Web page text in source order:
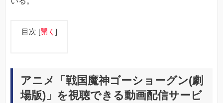
目次 [開く ]
アニメ「戦国魔神ゴーショーグン(劇
場版)」を視聴できる動画配信サービ